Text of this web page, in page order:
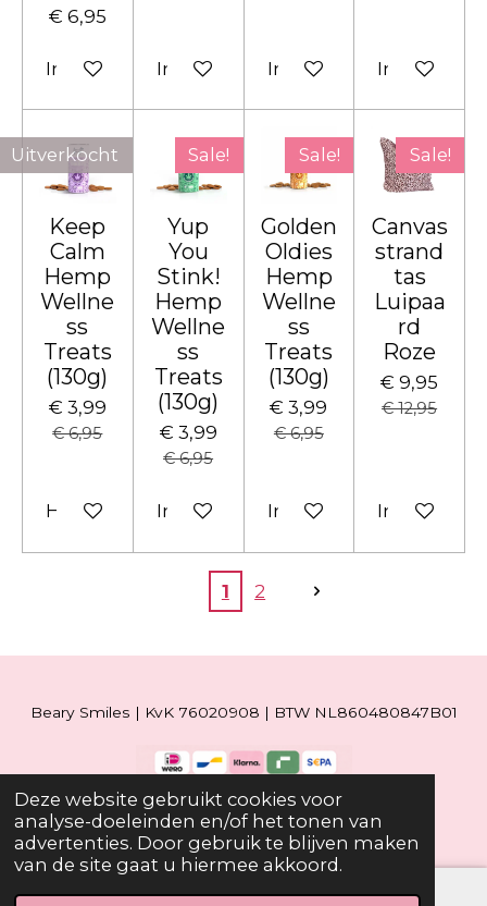
Deze website gebruikt cookies voor
analyse-doeleinden en/of het tonen van
advertenties. Door gebruik te blijven maken
van de site gaat u hiermee akkoord.
€ 6,95
In winkelwagenIn winkelwagenIn winkelwagen
In
Uitverkocht
Keep
Calm
Hemp
Wellne
ss
Treats
(130g)
€ 3,99
€ 6,95
Houd mij op de hoogte
Sale!
Yup
You
Stink!
Hemp
Wellne
ss
Treats
(130g)
€ 3,99
€ 6,95
In winkelwagen
Sale!
Golden
Oldies
Hemp
Wellne
ss
Treats
(130g)
€ 3,99
€ 6,95
In winkelwagen
Sale!
Canvas
strand
tas
Luipaa
rd
Roze
€ 9,95
€ 12,95
In
1 2
Beary Smiles | KvK 76020908 | BTW NL860480847B01
© 2019 - 2026 Beary Smiles